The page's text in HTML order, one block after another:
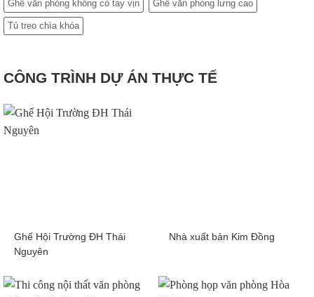
Ghế văn phòng không có tay vịn Ghế văn phòng lưng cao
Tủ treo chìa khóa
CÔNG TRÌNH DỰ ÁN THỰC TẾ
Ghế Hội Trường ĐH Thái
Nguyên
Nhà xuất bản Kim Đồng